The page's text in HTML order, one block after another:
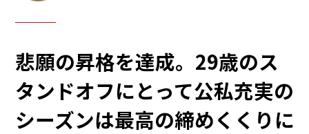
悲願の昇格を達成。29歳のス
タンドオフにとって公私充実の
シーズンは最高の締めくくりに